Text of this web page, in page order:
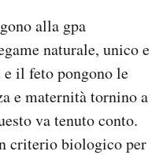
alla gpa
naturale, unico e
il feto pongono le
e maternità tornino a
va tenuto conto.
criterio biologico per